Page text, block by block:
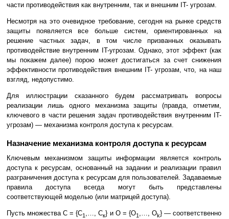
части противодействия как внутренним, так и внешним IT- угрозам.
Несмотря на это очевидное требование, сегодня на рынке средств
защиты появляется все больше систем, ориентированных на
решение частных задач, в том числе призванных оказывать
противодействие внутренним IT-угрозам. Однако, этот эффект (как
мы покажем далее) порою может достигаться за счет снижения
эффективности противодействия внешним IT- угрозам, что, на наш
взгляд, недопустимо.
Для иллюстрации сказанного будем рассматривать вопросы
реализации лишь одного механизма защиты (правда, отметим,
ключевого в части решения задач противодействия внутренним IT-
угрозам) — механизма контроля доступа к ресурсам.
Назначение механизма контроля доступа к ресурсам
Ключевым механизмом защиты информации является контроль
доступа к ресурсам, основанный на задании и реализации правил
разграничения доступа к ресурсам для пользователей. Задаваемые
правила доступа всегда могут быть представлены
соответствующей моделью (или матрицей доступа).
Пусть множества С = {С1 ,…, Ск} и О = {О1 ,…, Оk} — соответственно